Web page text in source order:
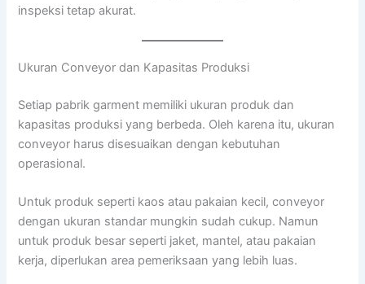
inspeksi tetap akurat.
Ukuran Conveyor dan Kapasitas Produksi
Setiap pabrik garment memiliki ukuran produk dan
kapasitas produksi yang berbeda. Oleh karena itu, ukuran
conveyor harus disesuaikan dengan kebutuhan
operasional.
Untuk produk seperti kaos atau pakaian kecil, conveyor
dengan ukuran standar mungkin sudah cukup. Namun
untuk produk besar seperti jaket, mantel, atau pakaian
kerja, diperlukan area pemeriksaan yang lebih luas.